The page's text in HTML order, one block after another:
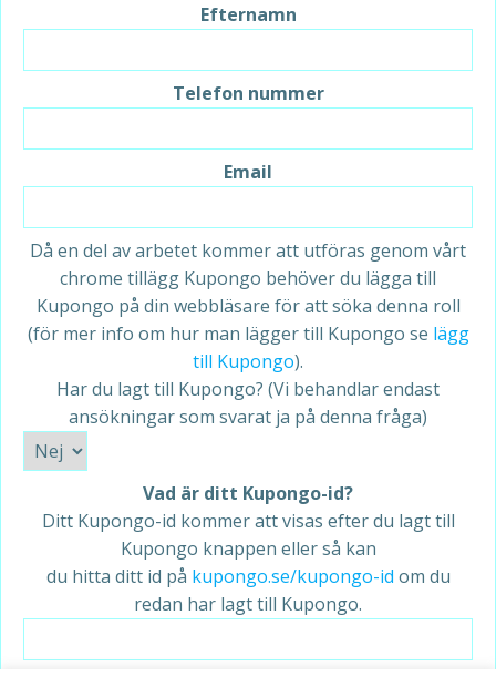
Efternamn
Telefon nummer
Email
Då en del av arbetet kommer att utföras genom vårt
chrome tillägg Kupongo behöver du lägga till
Kupongo på din webbläsare för att söka denna roll
(för mer info om hur man lägger till Kupongo se lägg
till Kupongo).
Har du lagt till Kupongo? (Vi behandlar endast
ansökningar som svarat ja på denna fråga)
Vad är ditt Kupongo-id?
Ditt Kupongo-id kommer att visas efter du lagt till
Kupongo knappen eller så kan
du hitta ditt id på kupongo.se/kupongo-id om du
redan har lagt till Kupongo.